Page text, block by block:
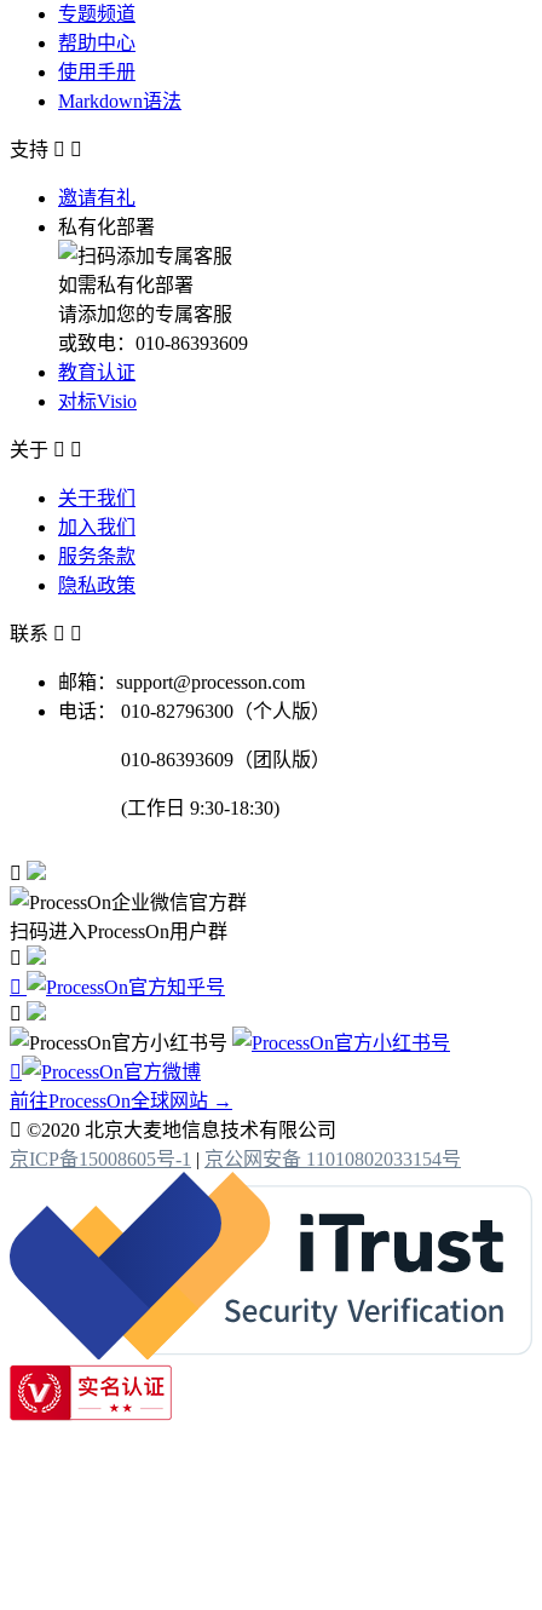
专题频道
帮助中心
使用手册
Markdown语法
支持  
邀请有礼
私有化部署
如需私有化部署
请添加您的专属客服
或致电：010-86393609
教育认证
对标Visio
关于  
关于我们
加入我们
服务条款
隐私政策
联系  
邮箱：support@processon.com
电话：
010-82796300（个人版）
010-86393609（团队版）
(工作日 9:30-18:30)

扫码进入ProcessOn用户群




前往ProcessOn全球网站 →
 ©2020 北京大麦地信息技术有限公司
京ICP备15008605号-1 | 京公网安备 11010802033154号